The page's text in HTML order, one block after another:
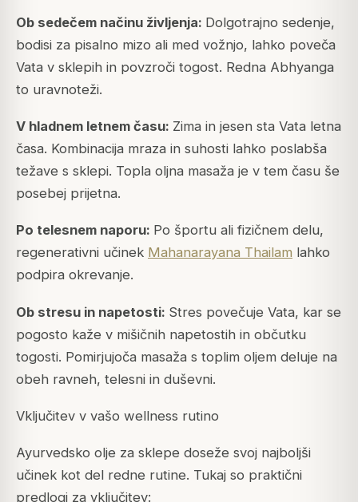
Ob sedečem načinu življenja: Dolgotrajno sedenje,
bodisi za pisalno mizo ali med vožnjo, lahko poveča
Vata v sklepih in povzroči togost. Redna Abhyanga
to uravnoteži.
V hladnem letnem času: Zima in jesen sta Vata letna
časa. Kombinacija mraza in suhosti lahko poslabša
težave s sklepi. Topla oljna masaža je v tem času še
posebej prijetna.
Po telesnem naporu: Po športu ali fizičnem delu,
regenerativni učinek Mahanarayana Thailam lahko
podpira okrevanje.
Ob stresu in napetosti: Stres povečuje Vata, kar se
pogosto kaže v mišičnih napetostih in občutku
togosti. Pomirjujoča masaža s toplim oljem deluje na
obeh ravneh, telesni in duševni.
Vključitev v vašo wellness rutino
Ayurvedsko olje za sklepe doseže svoj najboljši
učinek kot del redne rutine. Tukaj so praktični
predlogi za vključitev: